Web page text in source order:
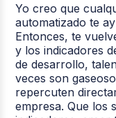
Yo creo que
automatizado te
Entonces, te
y los indicadores
de desarrollo,
veces son
repercuten
empresa. Que los